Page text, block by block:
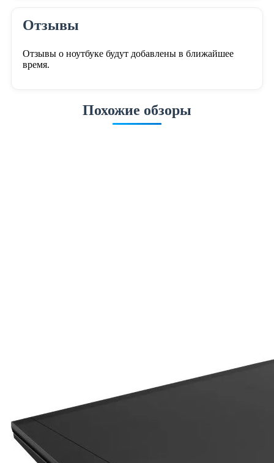
Отзывы
Отзывы о ноутбуке будут добавлены в ближайшее
время.
Похожие обзоры